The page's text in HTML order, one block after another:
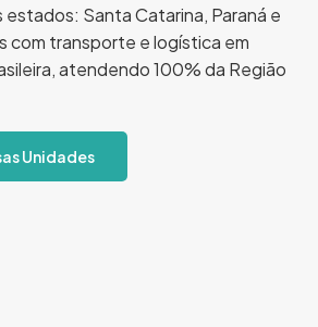
Santa Catarina, Paraná e
com transporte e logística em
atendendo 100% da Região
Unidades